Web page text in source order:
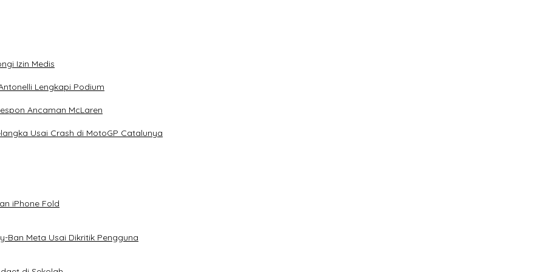
Izin Medis
Lengkapi Podium
Ancaman McLaren
Usai Crash di MotoGP Catalunya
iPhone Fold
Ban Meta Usai Dikritik Pengguna